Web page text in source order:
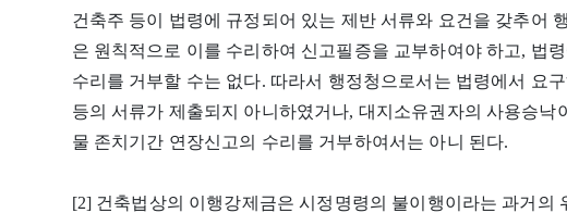
건축주 등이 법령에 규정되어 있는 제반 서류와 요건을 갖추어
은 원칙적으로 이를 수리하여 신고필증을 교부하여야 하고, 법
수리를 거부할 수는 없다. 따라서 행정청으로서는 법령에서 요
등의 서류가 제출되지 아니하였거나, 대지소유권자의 사용승낙
물 존치기간 연장신고의 수리를 거부하여서는 아니 된다.
[2] 건축법상의 이행강제금은 시정명령의 불이행이라는 과거의